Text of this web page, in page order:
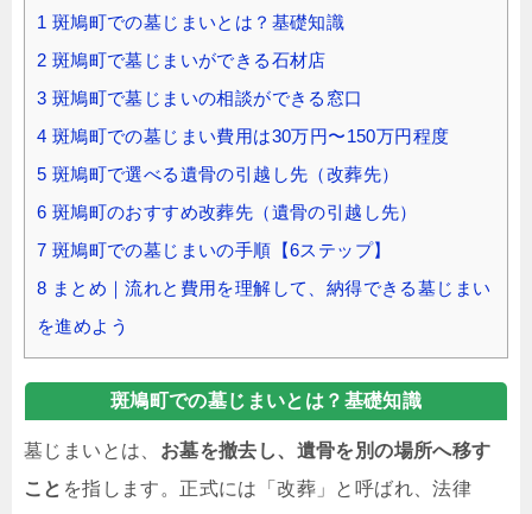
1 斑鳩町での墓じまいとは？基礎知識
2 斑鳩町で墓じまいができる石材店
3 斑鳩町で墓じまいの相談ができる窓口
4 斑鳩町での墓じまい費用は30万円〜150万円程度
5 斑鳩町で選べる遺骨の引越し先（改葬先）
6 斑鳩町のおすすめ改葬先（遺骨の引越し先）
7 斑鳩町での墓じまいの手順【6ステップ】
8 まとめ｜流れと費用を理解して、納得できる墓じまい
を進めよう
斑鳩町での墓じまいとは？基礎知識
墓じまいとは、 お墓を撤去し、遺骨を別の場所へ移す
こと を指します。正式には「改葬」と呼ばれ、法律